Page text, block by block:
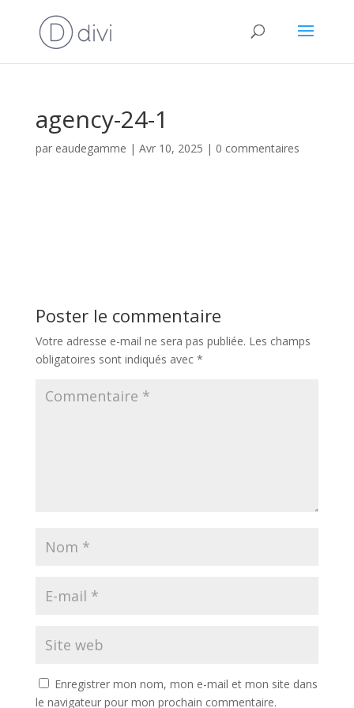
agency-24-1
par eaudegamme | Avr 10, 2025 | 0 commentaires
Poster le commentaire
Votre adresse e-mail ne sera pas publiée. Les champs
obligatoires sont indiqués avec *
Enregistrer mon nom, mon e-mail et mon site dans
le navigateur pour mon prochain commentaire.